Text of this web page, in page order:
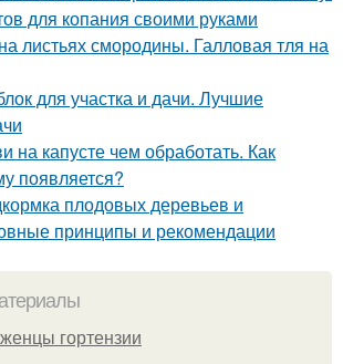
для копания своими руками
листьях смородины. Галловая тля на
для участка и дачи. Лучшие
на капусте чем обработать. Как
появляется?
плодовых деревьев и
принципы и рекомендации
гортензии